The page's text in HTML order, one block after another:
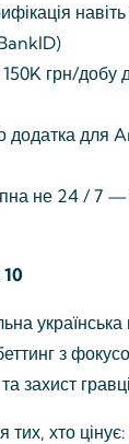
грн/добу
додатка для
не 24 / 7 —
з
захист
тих, хто